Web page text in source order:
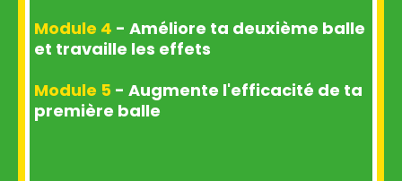
Module 4 - Améliore ta deuxième balle
et travaille les effets
Module 5 - Augmente l'efficacité de ta
première balle